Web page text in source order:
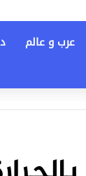
عرب و عالم